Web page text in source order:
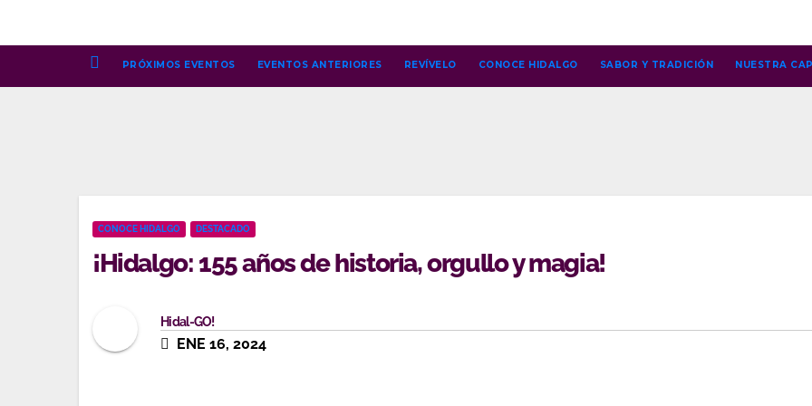
PRÓXIMOS EVENTOS EVENTOS ANTERIORES REVÍVELO CONOCE HIDALGO SABOR Y TRADICIÓN NUESTRA
CONOCE HIDALGO DESTACADO
¡Hidalgo: 155 años de historia, orgullo y magia!
Hidal-GO!
ENE 16, 2024